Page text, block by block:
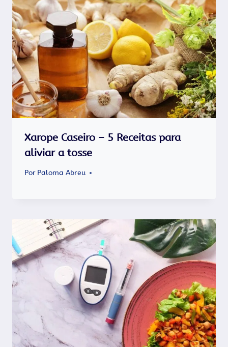
Xarope Caseiro – 5 Receitas para
aliviar a tosse
Por Paloma Abreu